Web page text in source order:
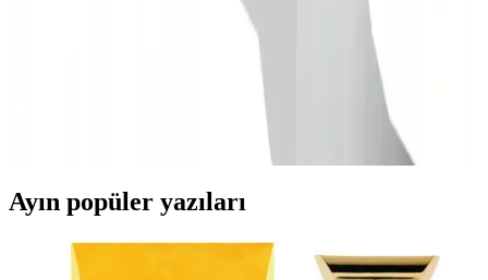
Güney Yarımküre Seyahatlerinde Cilt Canlılığı ve
Güney yarımküreye seyahat edenlerde ciltte nemlilik ve dolgunluk
artışı gözlemlenir. Nem oranı, su ve hava kalitesi gibi çevresel
faktörler cilt sağlığını etkiler. Nemlendirme cilt bakımında kritik rol
Ayın popüler yazıları